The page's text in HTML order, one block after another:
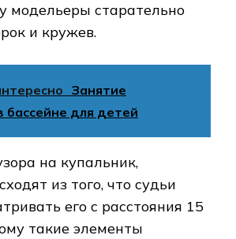
модельеры старательно
и кружев.
Занятие
бассейне для детей
на купальник,
из того, что судьи
его с расстояния 15
такие элементы